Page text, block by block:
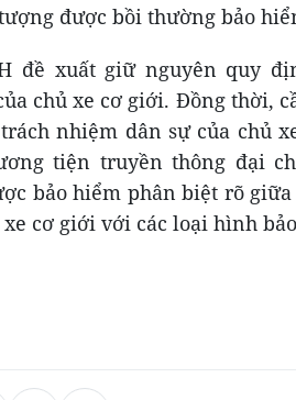
được bồi thường bảo
đề xuất giữ nguyên quy
chủ xe cơ giới. Đồng thời,
nhiệm dân sự của chủ
tiện truyền thông đại
bảo hiểm phân biệt rõ
xe cơ giới với các loại hình